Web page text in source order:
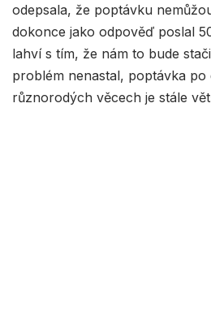
odepsala, že poptávku
dokonce jako odpověď poslal
lahví s tím, že nám to bude
problém nenastal, poptávka po
různorodých věcech je stále